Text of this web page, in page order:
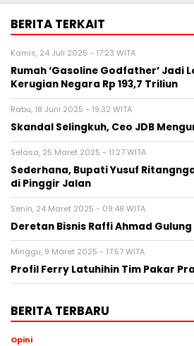
BERITA TERKAIT
Kamis, 24 Juli 2025 - 17:23 WITA
Rumah ‘Gasoline Godfather’ Jadi
Kerugian Negara Rp 193,7 Triliun
Rabu, 18 Juni 2025 - 19:32 WITA
Skandal Selingkuh, Ceo JDB
Selasa, 25 Maret 2025 - 11:27 WITA
Sederhana, Bupati Yusuf
di Pinggir Jalan
Senin, 24 Maret 2025 - 09:48 WITA
Deretan Bisnis Raffi Ahmad
Minggu, 9 Maret 2025 - 17:57 WITA
Profil Ferry Latuhihin Tim Pakar
BERITA TERBARU
Opini